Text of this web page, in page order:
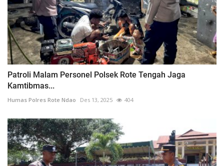
Patroli Malam Personel Polsek Rote Tengah Jaga
Kamtibmas...
Humas Polres Rote Ndao Des 13, 2025 404